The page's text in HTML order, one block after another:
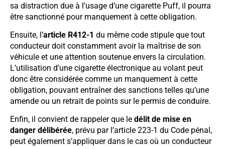
sa distraction due à l’usage d’une cigarette Puff, il pourra
être sanctionné pour manquement à cette obligation.
Ensuite, l’article R412-1 du même code stipule que tout
conducteur doit constamment avoir la maîtrise de son
véhicule et une attention soutenue envers la circulation.
L’utilisation d’une cigarette électronique au volant peut
donc être considérée comme un manquement à cette
obligation, pouvant entraîner des sanctions telles qu’une
amende ou un retrait de points sur le permis de conduire.
Enfin, il convient de rappeler que le délit de mise en
danger délibérée, prévu par l’article 223-1 du Code pénal,
peut également s’appliquer dans le cas où un conducteur